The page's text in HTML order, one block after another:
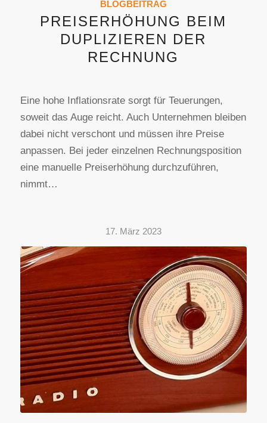
BLOGBEITRAG
PREISERHÖHUNG BEIM
DUPLIZIEREN DER
RECHNUNG
Eine hohe Inflationsrate sorgt für Teuerungen,
soweit das Auge reicht. Auch Unternehmen bleiben
dabei nicht verschont und müssen ihre Preise
anpassen. Bei jeder einzelnen Rechnungsposition
eine manuelle Preiserhöhung durchzuführen,
nimmt…
17. März 2023